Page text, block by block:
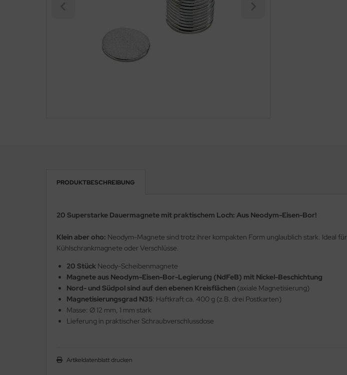
PRODUKTBESCHREIBUNG
20 Superstarke Dauermagnete mit praktischem Loch: Aus Neodym-Eisen-Bor!
Klein aber oho: Neodym-Magnete sind trotz ihrer kompakten Form unglaublich stark. Ideal für
Kühlschrankmagnete oder Verschlüsse.
20 Stück Neody-Scheibenmagnete
Magnete aus Neodym-Eisen-Bor-Legierung (NdFeB) mit Nickel-Beschichtung
Nord- und Südpol sind auf den ebenen Kreisflächen (axiale Magnetisierung)
Magnetisierungsgrad N35: Haftkraft ca. 400 g (z.B. drei Postkarten)
Masse: Ø 12 mm, 1 mm stark
Lieferung in praktischer Schraubverschlussdose
Artikeldatenblatt drucken